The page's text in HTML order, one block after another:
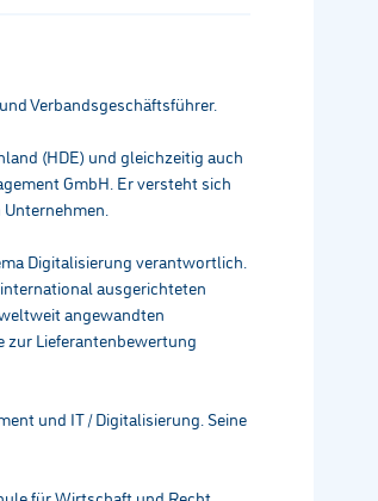
Verbandsgeschäftsführer.
(HDE) und gleichzeitig auch
GmbH. Er versteht sich
Digitalisierung verantwortlich.
ausgerichteten
angewandten
zur Lieferantenbewertung
und IT / Digitalisierung. Seine